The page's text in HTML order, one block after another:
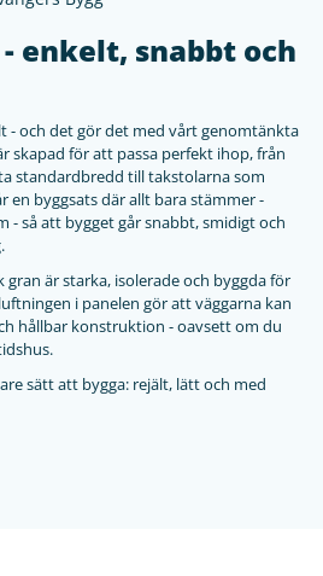
enkelt, snabbt och
- och det gör det med vårt genomtänkta
skapad för att passa perfekt ihop, från
standardbredd till takstolarna som
en byggsats där allt bara stämmer -
- så att bygget går snabbt, smidigt och
gran är starka, isolerade och byggda för
i panelen gör att väggarna kan
hållbar konstruktion - oavsett om du
sätt att bygga: rejält, lätt och med